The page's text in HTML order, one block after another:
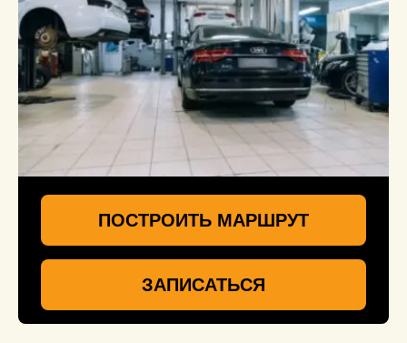
ПОСТРОИТЬ МАРШРУТ
ЗАПИСАТЬСЯ